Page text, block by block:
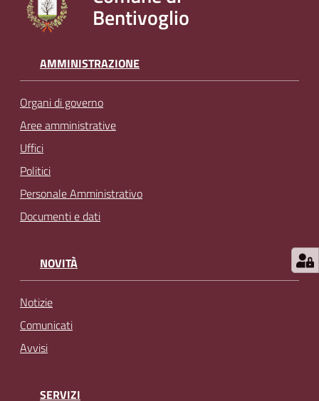
Tutti
gli
Seguici
su
Bentivoglio
AMMINISTRAZIONE
Organi di governo
Aree amministrative
Uffici
Politici
Personale Amministrativo
Documenti e dati
NOVITÀ
Notizie
Comunicati
Avvisi
SERVIZI